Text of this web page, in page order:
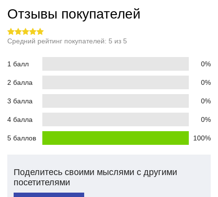
Отзывы покупателей
Средний рейтинг покупателей: 5 из 5
1 балл 0%
2 балла 0%
3 балла 0%
4 балла 0%
5 баллов 100%
Поделитесь своими мыслями с другими
посетителями